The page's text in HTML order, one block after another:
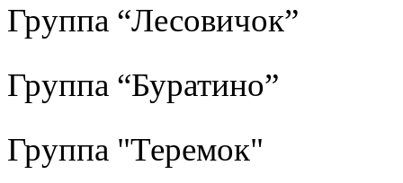
Группа “Лесовичок”
Группа “Буратино”
Группа "Теремок"